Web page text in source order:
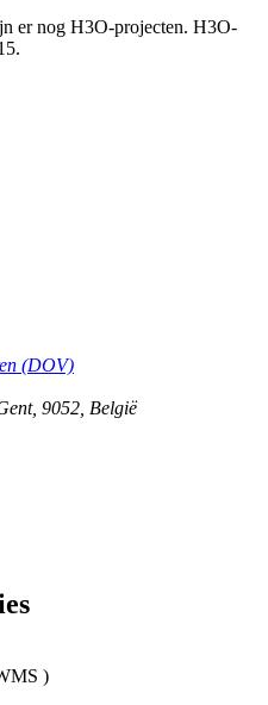
er nog H3O-projecten. H3O-
(DOV)
, 9052, België
)